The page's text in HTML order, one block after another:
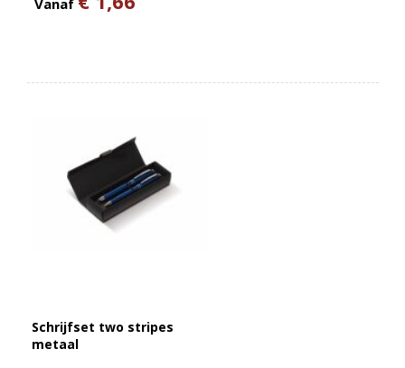
Vanaf
Schrijfset two stripes
metaal